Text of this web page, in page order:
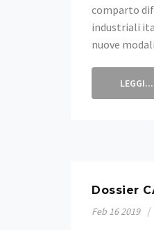
comparto
industriali
nuove
LEGGI...
Dossier
Feb 162019